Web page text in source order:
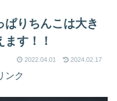
ぱりちんこは大き
す！！
2022.04.01 2024.02.17
ンク